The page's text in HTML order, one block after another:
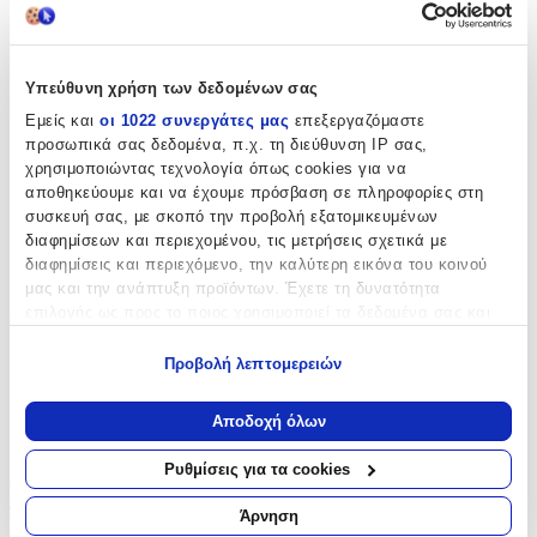
Υπεύθυνη χρήση των δεδομένων σας
Εμείς και οι 1022 συνεργάτες μας επεξεργαζόμαστε
προσωπικά σας δεδομένα, π.χ. τη διεύθυνση IP σας,
χρησιμοποιώντας τεχνολογία όπως cookies για να
αποθηκεύουμε και να έχουμε πρόσβαση σε πληροφορίες στη
συσκευή σας, με σκοπό την προβολή εξατομικευμένων
διαφημίσεων και περιεχομένου, τις μετρήσεις σχετικά με
διαφημίσεις και περιεχόμενο, την καλύτερη εικόνα του κοινού
μας και την ανάπτυξη προϊόντων. Έχετε τη δυνατότητα
Να συλλέξουμε πληροφορίες σχετικά με τη γεωγραφική
σας τοποθεσία, οι οποίες μπορεί να είναι ακριβείς σε
απόσταση μερικών μέτρων
Να αναγνωρίσουμε τη συσκευή σας σαρώνοντας ενεργά
για συγκεκριμένα χαρακτηριστικά (δακτυλικό αποτύπωμα)
Προβολή λεπτομερειών
Αποδοχή όλων
Ρυθμίσεις για τα cookies
Άρνηση
Diffuser Αρωματοθεραπείας Anjou LED
Dark Wood Style με Χρονοδιακόπτη